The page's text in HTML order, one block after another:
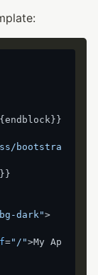
bootstra
dark">
="/">My Ap